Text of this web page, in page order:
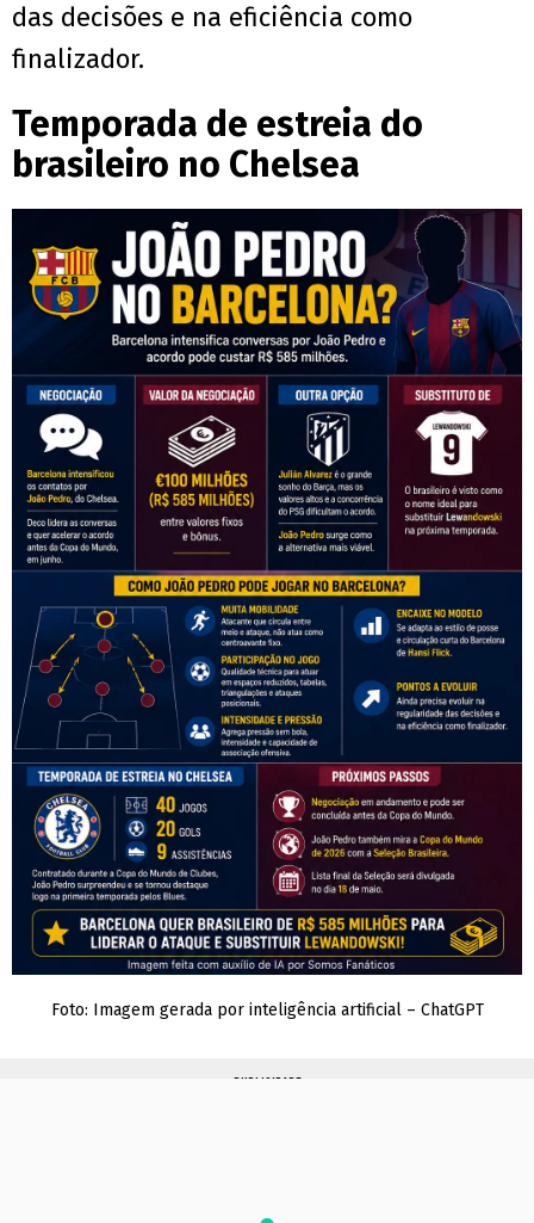
das decisões e na eficiência como
finalizador.
Temporada de estreia do
brasileiro no Chelsea
Foto: Imagem gerada por inteligência artificial – ChatGPT
PUBLICIDADE